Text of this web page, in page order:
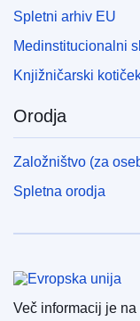
EDITION :
EDITION :
EDITION :
EDITION :
EDITION :
EDITION :
EDITION :
Spletni arhiv EU
Medinstitucionalni
Knjižničarski
Orodja
Založništvo (za
Spletna orodja
Več informacij je na